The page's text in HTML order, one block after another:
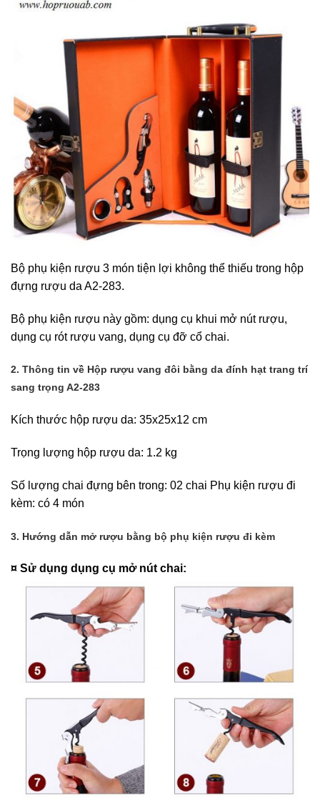
Bộ phụ kiện rượu 3 món tiện lợi không thể thiếu trong hộp
đựng rượu da A2-283.
Bộ phụ kiện rượu này gồm: dụng cụ khui mở nút rượu,
dụng cụ rót rượu vang, dụng cụ đỡ cổ chai.
2. Thông tin về Hộp rượu vang đôi bằng da đính hạt trang trí
sang trọng A2-283
Kích thước hộp rượu da: 35x25x12 cm
Trọng lượng hộp rượu da: 1.2 kg
Số lượng chai đựng bên trong: 02 chai Phụ kiện rượu đi
kèm: có 4 món
3. Hướng dẫn mở rượu bằng bộ phụ kiện rượu đi kèm
¤ Sử dụng dụng cụ mở nút chai: